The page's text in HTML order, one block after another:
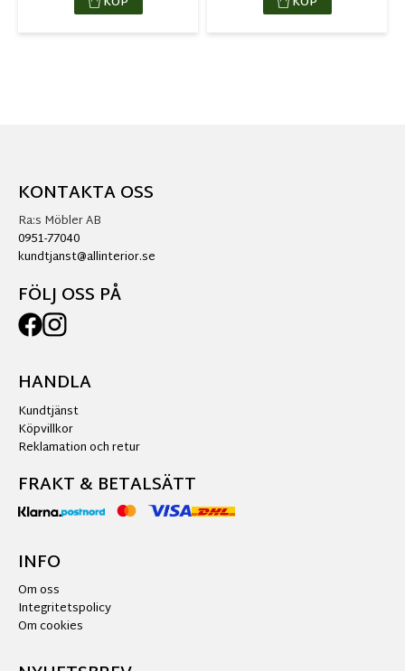
KONTAKTA OSS
Ra:s Möbler AB
0951-77040
kundtjanst@allinterior.se
FÖLJ OSS PÅ
HANDLA
Kundtjänst
Köpvillkor
Reklamation och retur
FRAKT & BETALSÄTT
INFO
Om oss
Integritetspolicy
Om cookies